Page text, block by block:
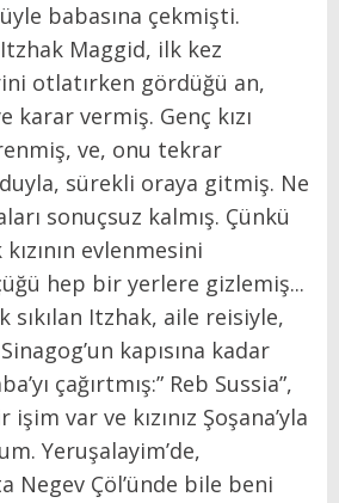
babasına çekmişti.
Itzhak Maggid, ilk kez
otlatırken gördüğü an,
karar vermiş. Genç kızı
ve, onu tekrar
sürekli oraya gitmiş. Ne
sonuçsuz kalmış. Çünkü
evlenmesini
hep bir yerlere gizlemiş...
sıkılan Itzhak, aile reisiyle,
kapısına kadar
çağırtmış:” Reb Sussia”,
var ve kızınız Şoşana’yla
Yeruşalayim’de,
Negev Çöl’ünde bile beni